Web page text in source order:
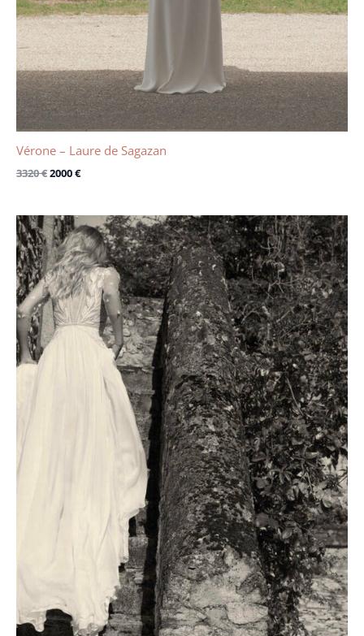
Vérone – Laure de Sagazan
3320€2000€
Le
prix
initial
était :
4040 €.
Le
prix
actuel
est :
2200 €.